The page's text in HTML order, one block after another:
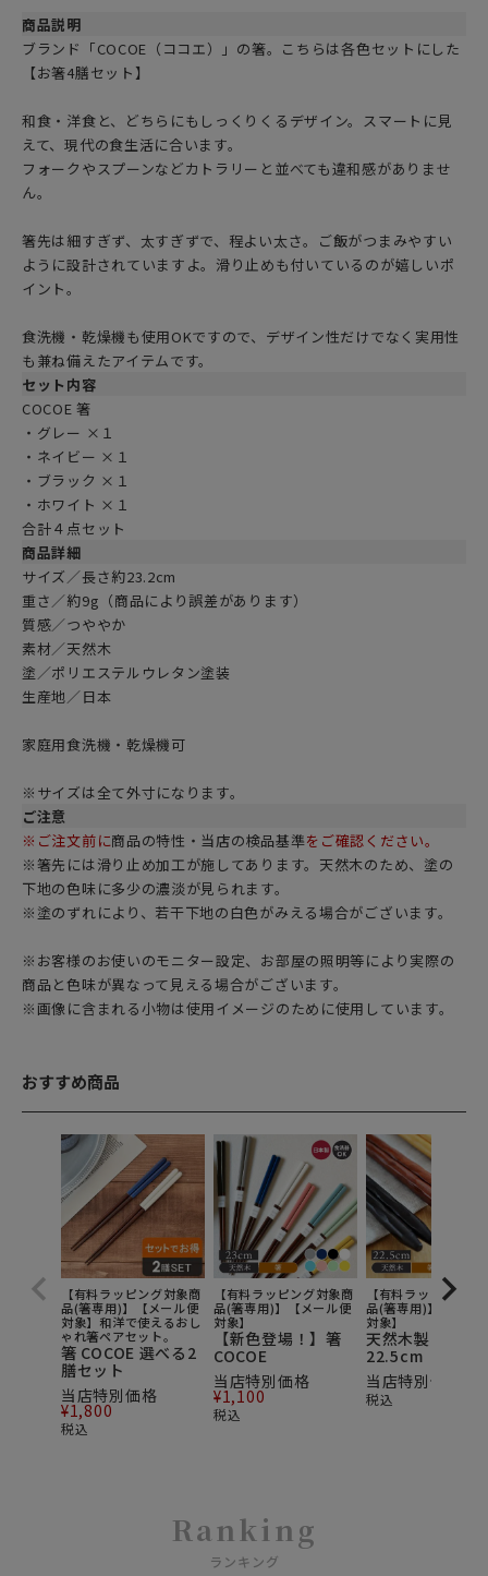
商品説明
ブランド「COCOE（ココエ）」の箸。こちらは各色セットにした
【お箸4膳セット】
和食・洋食と、どちらにもしっくりくるデザイン。スマートに見
えて、現代の食生活に合います。
フォークやスプーンなどカトラリーと並べても違和感がありませ
ん。
箸先は細すぎず、太すぎずで、程よい太さ。ご飯がつまみやすい
ように設計されていますよ。滑り止めも付いているのが嬉しいポ
イント。
食洗機・乾燥機も使用OKですので、デザイン性だけでなく実用性
も兼ね備えたアイテムです。
セット内容
COCOE 箸
・グレー ×１
・ネイビー ×１
・ブラック ×１
・ホワイト ×１
合計４点セット
商品詳細
サイズ／長さ約23.2cm
重さ／約9g（商品により誤差があります）
質感／つややか
素材／天然木
塗／ポリエステルウレタン塗装
生産地／日本
家庭用食洗機・乾燥機可
※サイズは全て外寸になります。
ご注意
※ご注文前に商品の特性・当店の検品基準をご確認ください。
※箸先には滑り止め加工が施してあります。天然木のため、塗の
下地の色味に多少の濃淡が見られます。
※塗のずれにより、若干下地の白色がみえる場合がございます。
※お客様のお使いのモニター設定、お部屋の照明等により実際の
商品と色味が異なって見える場合がございます。
※画像に含まれる小物は使用イメージのために使用しています。
おすすめ商品
【有料ラッピング対象商
品(箸専用)】【メール便
対象】和洋で使えるおし
ゃれ箸ペアセット。
箸 COCOE 選べる2
膳セット
当店特別価格
¥1,800
税込
【有料ラッピング対象商
品(箸専用)】【メール便
対象】
【新色登場！】箸
COCOE
当店特別価格
¥1,100
税込
【有料ラッピング対
品(箸専用)】【メー
対象】
天然木製 箸
22.5cm
当店特別価格
税込
Ranking
ランキング